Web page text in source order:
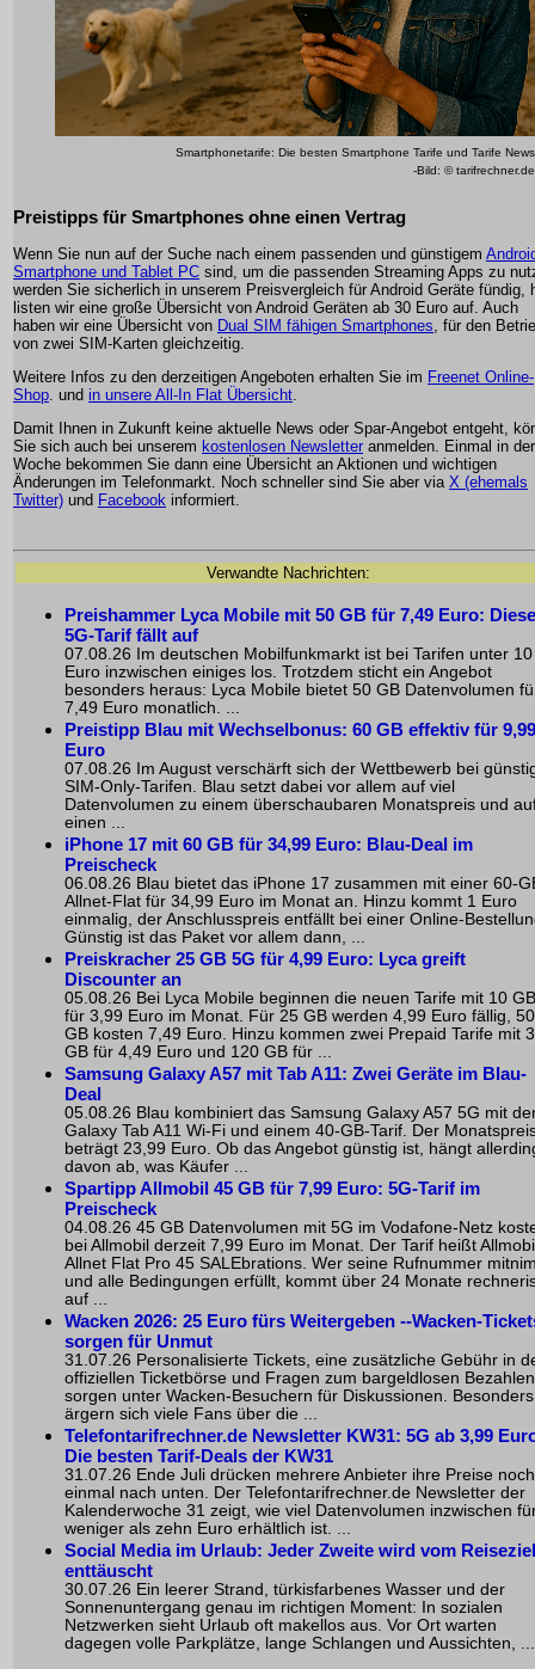
Smartphonetarife: Die besten Smartphone Tarife und Tarife News
-Bild: © tarifrechner.de
Preistipps für Smartphones ohne einen Vertrag
Wenn Sie nun auf der Suche nach einem passenden und günstigem
Smartphone und Tablet PC sind, um die passenden Streaming Apps zu
werden Sie sicherlich in unserem Preisvergleich für Android Geräte fündig,
listen wir eine große Übersicht von Android Geräten ab 30 Euro auf. Auch
haben wir eine Übersicht von Dual SIM fähigen Smartphones , für den
von zwei SIM-Karten gleichzeitig.
Weitere Infos zu den derzeitigen Angeboten erhalten Sie im Freenet Online-
Shop . und in unsere All-In Flat Übersicht
Damit Ihnen in Zukunft keine aktuelle News oder Spar-Angebot entgeht,
Sie sich auch bei unserem kostenlosen Newsletter anmelden. Einmal in der
Woche bekommen Sie dann eine Übersicht an Aktionen und wichtigen
Änderungen im Telefonmarkt. Noch schneller sind Sie aber via X (ehemals
Twitter) und Facebook informiert.
Verwandte Nachrichten:
Preishammer Lyca Mobile mit 50 GB für 7,49 Euro:
5G-Tarif fällt auf
07.08.26 Im deutschen Mobilfunkmarkt ist bei Tarifen unter 10
Euro inzwischen einiges los. Trotzdem sticht ein Angebot
besonders heraus: Lyca Mobile bietet 50 GB Datenvolumen
7,49 Euro monatlich. ...
Preistipp Blau mit Wechselbonus: 60 GB effektiv für 9,99
Euro
07.08.26 Im August verschärft sich der Wettbewerb bei
SIM-Only-Tarifen. Blau setzt dabei vor allem auf viel
Datenvolumen zu einem überschaubaren Monatspreis und
einen ...
iPhone 17 mit 60 GB für 34,99 Euro: Blau-Deal im
Preischeck
06.08.26 Blau bietet das iPhone 17 zusammen mit einer 60-
Allnet-Flat für 34,99 Euro im Monat an. Hinzu kommt 1 Euro
einmalig, der Anschlusspreis entfällt bei einer Online-
Günstig ist das Paket vor allem dann, ...
Preiskracher 25 GB 5G für 4,99 Euro: Lyca greift
Discounter an
05.08.26 Bei Lyca Mobile beginnen die neuen Tarife mit 10 GB
für 3,99 Euro im Monat. Für 25 GB werden 4,99 Euro fällig, 50
GB kosten 7,49 Euro. Hinzu kommen zwei Prepaid Tarife mit
GB für 4,49 Euro und 120 GB für ...
Samsung Galaxy A57 mit Tab A11: Zwei Geräte im Blau-
Deal
05.08.26 Blau kombiniert das Samsung Galaxy A57 5G mit
Galaxy Tab A11 Wi-Fi und einem 40-GB-Tarif. Der
beträgt 23,99 Euro. Ob das Angebot günstig ist, hängt
davon ab, was Käufer ...
Spartipp Allmobil 45 GB für 7,99 Euro: 5G-Tarif im
Preischeck
04.08.26 45 GB Datenvolumen mit 5G im Vodafone-Netz
bei Allmobil derzeit 7,99 Euro im Monat. Der Tarif heißt
Allnet Flat Pro 45 SALEbrations. Wer seine Rufnummer
und alle Bedingungen erfüllt, kommt über 24 Monate
auf ...
Wacken 2026: 25 Euro fürs Weitergeben --Wacken-
sorgen für Unmut
31.07.26 Personalisierte Tickets, eine zusätzliche Gebühr in
offiziellen Ticketbörse und Fragen zum bargeldlosen Bezahlen
sorgen unter Wacken-Besuchern für Diskussionen. Besonders
ärgern sich viele Fans über die ...
Telefontarifrechner.de Newsletter KW31: 5G ab 3,99
Die besten Tarif-Deals der KW31
31.07.26 Ende Juli drücken mehrere Anbieter ihre Preise noch
einmal nach unten. Der Telefontarifrechner.de Newsletter der
Kalenderwoche 31 zeigt, wie viel Datenvolumen inzwischen
weniger als zehn Euro erhältlich ist. ...
Social Media im Urlaub: Jeder Zweite wird vom Reiseziel
enttäuscht
30.07.26 Ein leerer Strand, türkisfarbenes Wasser und der
Sonnenuntergang genau im richtigen Moment: In sozialen
Netzwerken sieht Urlaub oft makellos aus. Vor Ort warten
dagegen volle Parkplätze, lange Schlangen und Aussichten, ...